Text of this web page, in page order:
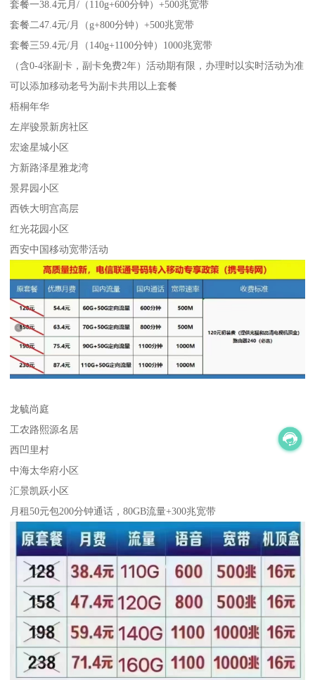
套餐一38.4元月/（110g+600分钟）+500兆宽带
套餐二47.4元/月（g+800分钟）+500兆宽带
套餐三59.4元/月（140g+1100分钟）1000兆宽带
（含0-4张副卡，副卡免费2年）活动期有限，办理时以实时活动为准
可以添加移动老号为副卡共用以上套餐
梧桐年华
左岸骏景新房社区
宏途星城小区
方新路泽星雅龙湾
景昇园小区
西铁大明宫高层
红光花园小区
西安中国移动宽带活动
龙毓尚庭
工农路熙源名居
西凹里村
中海太华府小区
汇景凯跃小区
月租50元包200分钟通话，80GB流量+300兆宽带